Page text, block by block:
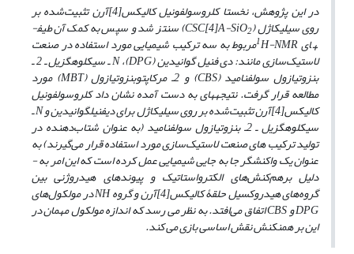
در این پژوهش، نخستا کلروسولفونیل کالیکس[4]آرن تثبیت‌شده بر
روی سیلیکاژل (CSC[4]A-SiO2 ) سنتز شد و سپس به کمک آن طیف­
های 1H-NMRمربوط به سه ترکیب شیمیایی مورد استفاده در صنعت
لاستیک‌سازی مانند: دی فنیل گوانیدین (DPG)، N ـ سیکلوهگزیل ـ 2 ـ
بنزوتیازول سولفنامید (CBS) و 2ـ مرکاپتوبنزوتیازول (MBT) مورد
مطالعه قرار گرفت. نتیجه­های به ­دست آمده نشان داد کلروسولفونیل
کالیکس[4]آرن تثبیت‌شده بر روی سیلیکاژل برای دی­فنیل­گوانیدین و N ـ
سیکلوهگزیل ـ 2ـ بنزوتیازول سولفنامید (به عنوان شتاب‌دهنده در
تولید ترکیب­ های صنعت لاستیک‌سازی مورد استفاده قرار می‌گیرند) به
عنوان یک واکنشگر جا به­ جایی شیمیایی عمل کرده است که این امر به ­
دلیل برهم‌کنش‌های الکترواستاتیک و پیوندهای هیدروژنی بین
گروه‌های هیدروکسیل حلقۀ کالیکس[4]آرن و گروه NH در مولکول‌های
DPG و CBS اتفاق می‌افتد. به نظر می­ رسد که اندازه مولکول مهمان در
این بر همنکنش نقش اساسی بازی می ­کند.